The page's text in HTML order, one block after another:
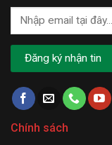
Chính sách